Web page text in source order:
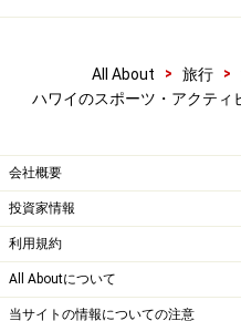
All About > 旅行 >
ハワイのスポーツ・アクティ
会社概要
投資家情報
利用規約
All Aboutについて
当サイトの情報についての注意